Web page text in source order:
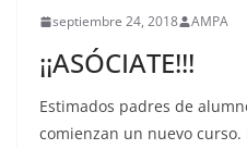
septiembre 24, 2018 AMPA
¡¡ASÓCIATE!!!
Estimados padres de
comienzan un nuevo curso.